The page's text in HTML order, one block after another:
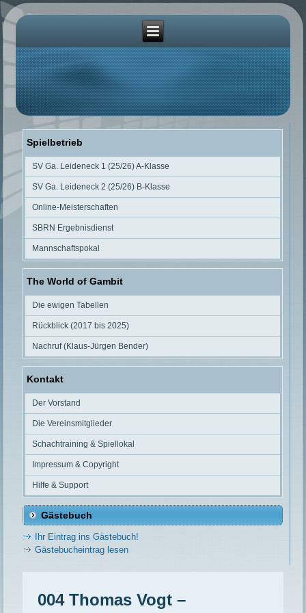
Spielbetrieb
SV Ga. Leideneck 1 (25/26) A-Klasse
SV Ga. Leideneck 2 (25/26) B-Klasse
Online-Meisterschaften
SBRN Ergebnisdienst
Mannschaftspokal
The World of Gambit
Die ewigen Tabellen
Rückblick (2017 bis 2025)
Nachruf (Klaus-Jürgen Bender)
Kontakt
Der Vorstand
Die Vereinsmitglieder
Schachtraining & Spiellokal
Impressum & Copyright
Hilfe & Support
Gästebuch
Ihr Eintrag ins Gästebuch!
Gästebucheintrag lesen
004 Thomas Vogt –